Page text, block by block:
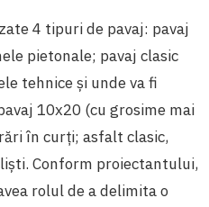
4 tipuri de pavaj: pavaj
pietonale; pavaj clasic
tehnice și unde va fi
10x20 (cu grosime mai
în curți; asfalt clasic,
Conform proiectantului,
rolul de a delimita o